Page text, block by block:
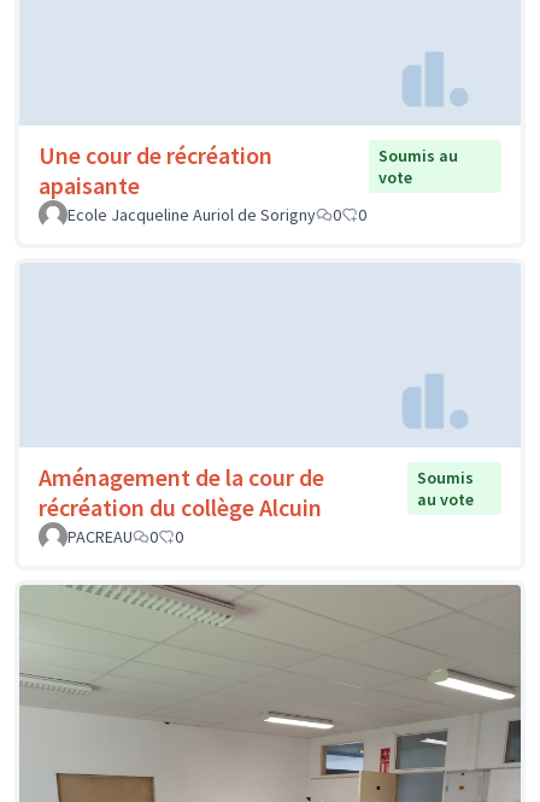
Une cour de récréation
apaisante
Soumis au
vote
Ecole Jacqueline Auriol de Sorigny
0 0
Aménagement de la cour de
récréation du collège Alcuin
Soumis
au vote
PACREAU
0 0